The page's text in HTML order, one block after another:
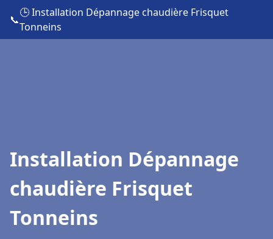
📞
🕒 Installation Dépannage chaudière Frisquet
Tonneins
Installation Dépannage
chaudière Frisquet
Tonneins